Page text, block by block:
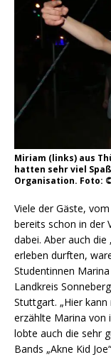
Miriam (links) aus
hatten sehr viel
Organisation. Foto:
Viele der Gäste,
bereits schon in der
dabei. Aber auch die
erleben durften,
Studentinnen
Landkreis
Stuttgart. „Hier
erzählte Marina von
lobte auch die sehr
Bands „Akne Kid